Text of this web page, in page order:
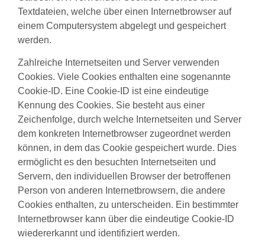
Textdateien, welche über einen Internetbrowser auf
einem Computersystem abgelegt und gespeichert
werden.
Zahlreiche Internetseiten und Server verwenden
Cookies. Viele Cookies enthalten eine sogenannte
Cookie-ID. Eine Cookie-ID ist eine eindeutige
Kennung des Cookies. Sie besteht aus einer
Zeichenfolge, durch welche Internetseiten und Server
dem konkreten Internetbrowser zugeordnet werden
können, in dem das Cookie gespeichert wurde. Dies
ermöglicht es den besuchten Internetseiten und
Servern, den individuellen Browser der betroffenen
Person von anderen Internetbrowsern, die andere
Cookies enthalten, zu unterscheiden. Ein bestimmter
Internetbrowser kann über die eindeutige Cookie-ID
wiedererkannt und identifiziert werden.